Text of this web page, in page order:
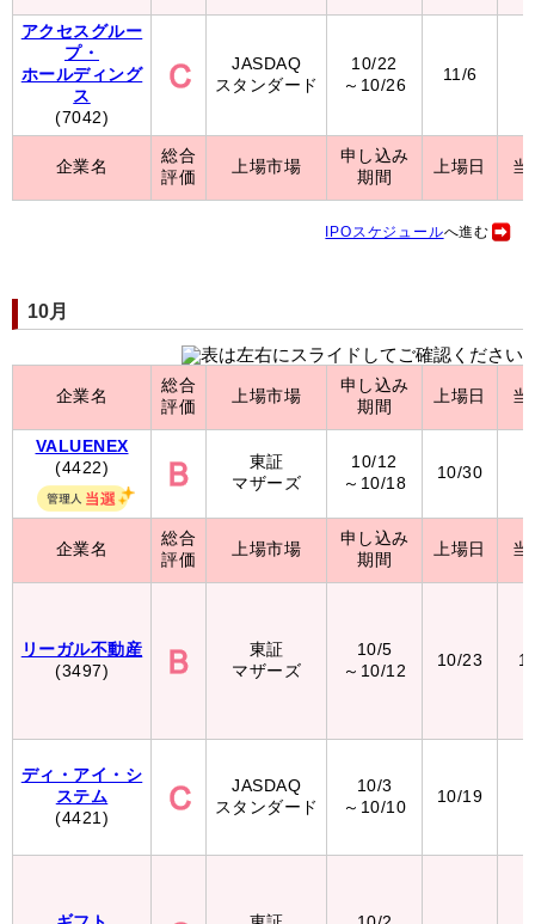
アクセスグルー
プ・
ホールディング
ス
(7042)
企業名
JASDAQ
スタンダード
10/22
～10/26
11/6
総合
評価
上場市場
申し込み
期間
上場日 当
IPOスケジュールへ進む
10月
企業名
VALUENEX
(4422)
企業名
リーガル不動産
(3497)
ディ・アイ・シ
ステム
(4421)
総合
評価
上場市場
申し込み
期間
上場日 当
東証
マザーズ
10/12
～10/18
10/30
総合
評価
上場市場
申し込み
期間
上場日 当
東証
マザーズ
10/5
～10/12
10/23
JASDAQ
スタンダード
10/3
～10/10
10/19